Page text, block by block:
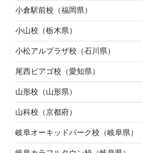
小倉駅前校（福岡県）
小山校（栃木県）
小松アルプラザ校（石川県）
尾西ピアゴ校（愛知県）
山形校（山形県）
山科校（京都府）
岐阜オーキッドパーク校（岐阜県）